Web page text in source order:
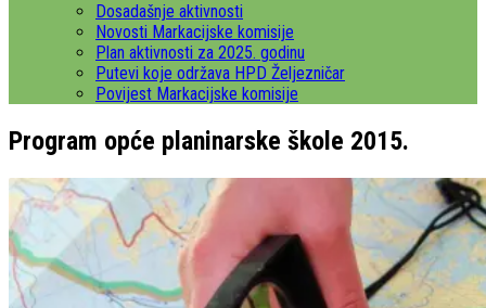
Dosadašnje aktivnosti
Novosti Markacijske komisije
Plan aktivnosti za 2025. godinu
Putevi koje održava HPD Željezničar
Povijest Markacijske komisije
Program opće planinarske škole 2015.